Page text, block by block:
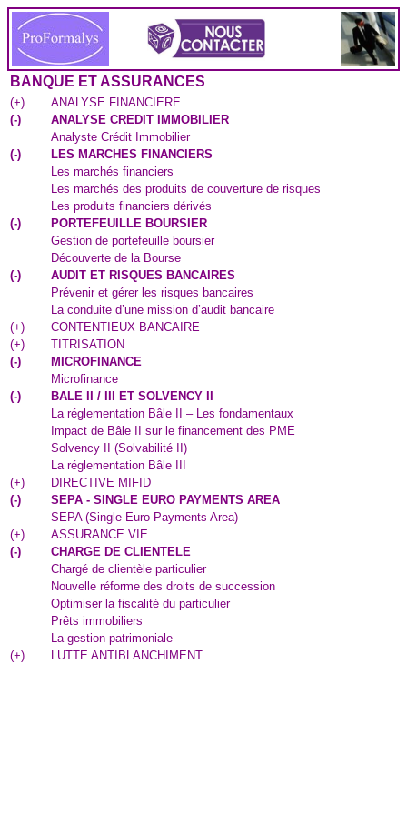
BANQUE ET ASSURANCES
(+)
ANALYSE FINANCIERE
(-)
ANALYSE CREDIT IMMOBILIER
Analyste Crédit Immobilier
(-)
LES MARCHES FINANCIERS
Les marchés financiers
Les marchés des produits de couverture de risques
Les produits financiers dérivés
(-)
PORTEFEUILLE BOURSIER
Gestion de portefeuille boursier
Découverte de la Bourse
(-)
AUDIT ET RISQUES BANCAIRES
Prévenir et gérer les risques bancaires
La conduite d’une mission d’audit bancaire
(+)
CONTENTIEUX BANCAIRE
(+)
TITRISATION
(-)
MICROFINANCE
Microfinance
(-)
BALE II / III ET SOLVENCY II
La réglementation Bâle II – Les fondamentaux
Impact de Bâle II sur le financement des PME
Solvency II (Solvabilité II)
La réglementation Bâle III
(+)
DIRECTIVE MIFID
(-)
SEPA - SINGLE EURO PAYMENTS AREA
SEPA (Single Euro Payments Area)
(+)
ASSURANCE VIE
(-)
CHARGE DE CLIENTELE
Chargé de clientèle particulier
Nouvelle réforme des droits de succession
Optimiser la fiscalité du particulier
Prêts immobiliers
La gestion patrimoniale
(+) LUTTE ANTIBLANCHIMENT